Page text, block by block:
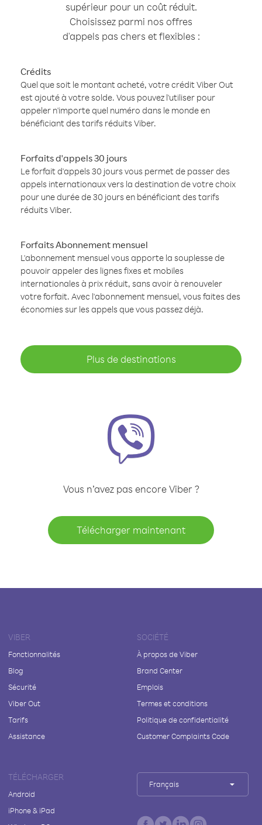
supérieur pour un coût réduit.
Choisissez parmi nos offres
d'appels pas chers et flexibles :
Crédits
Quel que soit le montant acheté, votre crédit Viber Out
est ajouté à votre solde. Vous pouvez l'utiliser pour
appeler n'importe quel numéro dans le monde en
bénéficiant des tarifs réduits Viber.
Forfaits d'appels 30 jours
Le forfait d'appels 30 jours vous permet de passer des
appels internationaux vers la destination de votre choix
pour une durée de 30 jours en bénéficiant des tarifs
réduits Viber.
Forfaits Abonnement mensuel
L'abonnement mensuel vous apporte la souplesse de
pouvoir appeler des lignes fixes et mobiles
internationales à prix réduit, sans avoir à renouveler
votre forfait. Avec l'abonnement mensuel, vous faites des
économies sur les appels que vous passez déjà.
Plus de destinations
Vous n’avez pas encore Viber ?
Télécharger maintenant
VIBER
Fonctionnalités
Blog
Sécurité
Viber Out
Tarifs
Assistance
SOCIÉTÉ
À propos de Viber
Brand Center
Emplois
Termes et conditions
Politique de confidentialité
Customer Complaints Code
TÉLÉCHARGER
Android
iPhone & iPad
Français